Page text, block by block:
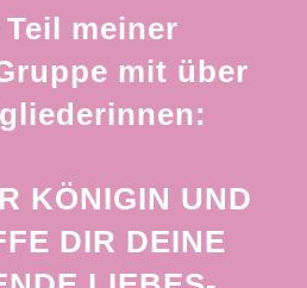
meiner
mit über
KÖNIGIN UND
DIR DEINE